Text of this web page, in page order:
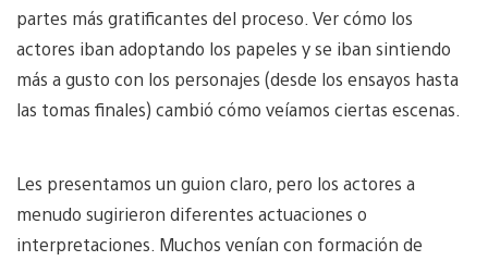
partes más gratificantes del proceso. Ver cómo los
actores iban adoptando los papeles y se iban sintiendo
más a gusto con los personajes (desde los ensayos hasta
las tomas finales) cambió cómo veíamos ciertas escenas.
Les presentamos un guion claro, pero los actores a
menudo sugirieron diferentes actuaciones o
interpretaciones. Muchos venían con formación de